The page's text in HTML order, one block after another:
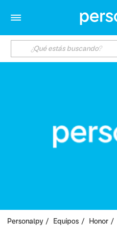
Personalpy Equipos Honor